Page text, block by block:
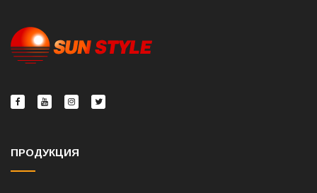
ПРОДУКЦИЯ